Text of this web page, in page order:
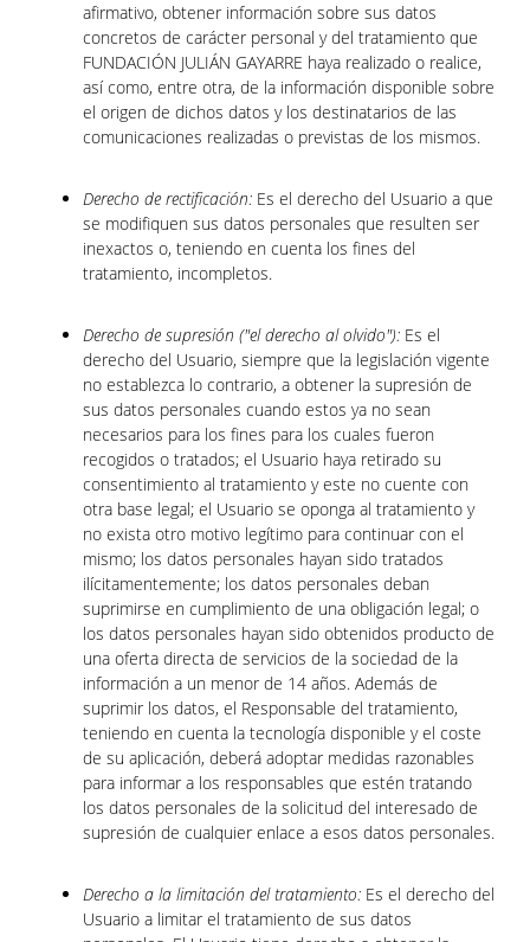
afirmativo, obtener información sobre sus datos
concretos de carácter personal y del tratamiento que
FUNDACIÓN JULIÁN GAYARRE haya realizado o realice,
así como, entre otra, de la información disponible sobre
el origen de dichos datos y los destinatarios de las
comunicaciones realizadas o previstas de los mismos.
Derecho de rectificación: Es el derecho del Usuario a que
se modifiquen sus datos personales que resulten ser
inexactos o, teniendo en cuenta los fines del
tratamiento, incompletos.
Derecho de supresión ("el derecho al olvido"): Es el
derecho del Usuario, siempre que la legislación vigente
no establezca lo contrario, a obtener la supresión de
sus datos personales cuando estos ya no sean
necesarios para los fines para los cuales fueron
recogidos o tratados; el Usuario haya retirado su
consentimiento al tratamiento y este no cuente con
otra base legal; el Usuario se oponga al tratamiento y
no exista otro motivo legítimo para continuar con el
mismo; los datos personales hayan sido tratados
ilícitamentemente; los datos personales deban
suprimirse en cumplimiento de una obligación legal; o
los datos personales hayan sido obtenidos producto de
una oferta directa de servicios de la sociedad de la
información a un menor de 14 años. Además de
suprimir los datos, el Responsable del tratamiento,
teniendo en cuenta la tecnología disponible y el coste
de su aplicación, deberá adoptar medidas razonables
para informar a los responsables que estén tratando
los datos personales de la solicitud del interesado de
supresión de cualquier enlace a esos datos personales.
Derecho a la limitación del tratamiento: Es el derecho del
Usuario a limitar el tratamiento de sus datos